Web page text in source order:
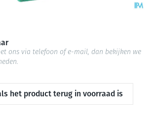
het product terug in voorraad is
ons via telefoon of e-mail, dan bekijken we